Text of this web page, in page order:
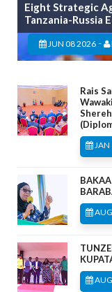
Eight Strategic
Tanzania-Russia
JUN 08 2026 -
Rais
JAN